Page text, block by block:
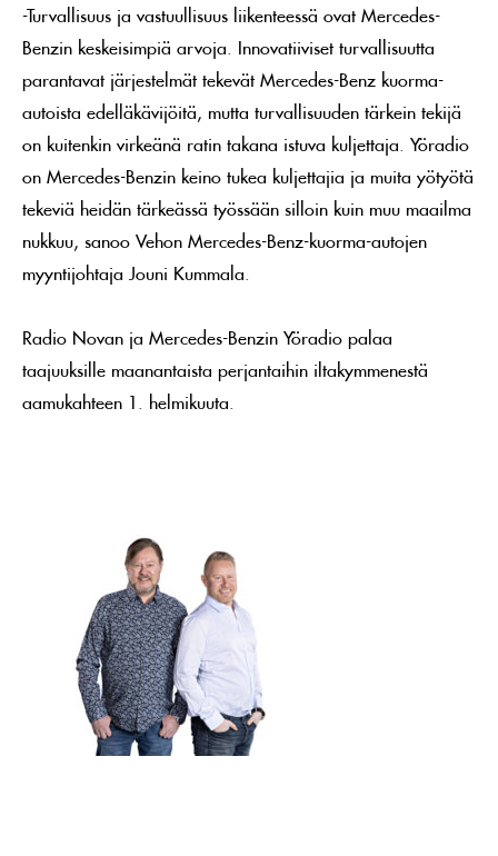
-Turvallisuus ja vastuullisuus liikenteessä ovat Mercedes-
Benzin keskeisimpiä arvoja. Innovatiiviset turvallisuutta
parantavat järjestelmät tekevät Mercedes-Benz kuorma-
autoista edelläkävijöitä, mutta turvallisuuden tärkein tekijä
on kuitenkin virkeänä ratin takana istuva kuljettaja. Yöradio
on Mercedes-Benzin keino tukea kuljettajia ja muita yötyötä
tekeviä heidän tärkeässä työssään silloin kuin muu maailma
nukkuu, sanoo Vehon Mercedes-Benz-kuorma-autojen
myyntijohtaja Jouni Kummala.
Radio Novan ja Mercedes-Benzin Yöradio palaa
taajuuksille maanantaista perjantaihin iltakymmenestä
aamukahteen 1. helmikuuta.